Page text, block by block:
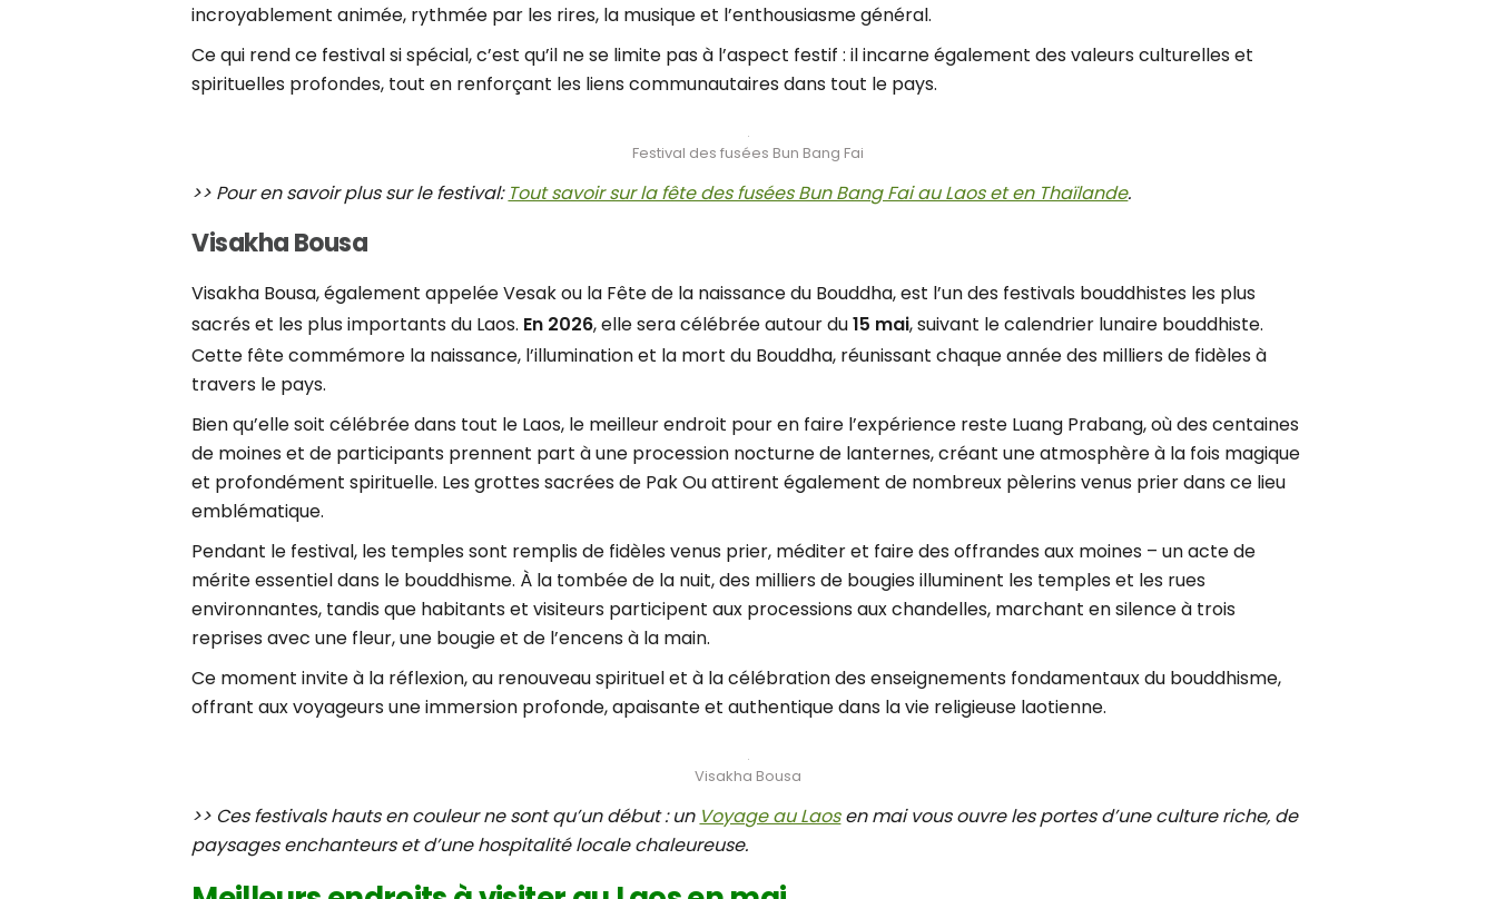
incroyablement animée, rythmée par les rires, la musique et l’enthousiasme général.
Ce qui rend ce festival si spécial, c’est qu’il ne se limite pas à l’aspect festif : il incarne également des valeurs culturelles et
spirituelles profondes, tout en renforçant les liens communautaires dans tout le pays.
Festival des fusées Bun Bang Fai
>> Pour en savoir plus sur le festival: Tout savoir sur la fête des fusées Bun Bang Fai au Laos et en Thaïlande.
Visakha Bousa
Visakha Bousa, également appelée Vesak ou la Fête de la naissance du Bouddha, est l’un des festivals bouddhistes les plus
sacrés et les plus importants du Laos. En 2026, elle sera célébrée autour du15 mai, suivant le calendrier lunaire bouddhiste.
Cette fête commémore la naissance, l’illumination et la mort du Bouddha, réunissant chaque année des milliers de fidèles à
travers le pays.
Bien qu’elle soit célébrée dans tout le Laos, le meilleur endroit pour en faire l’expérience reste Luang Prabang, où des centaines
de moines et de participants prennent part à une procession nocturne de lanternes, créant une atmosphère à la fois magique
et profondément spirituelle. Les grottes sacrées de Pak Ou attirent également de nombreux pèlerins venus prier dans ce lieu
emblématique.
Pendant le festival, les temples sont remplis de fidèles venus prier, méditer et faire des offrandes aux moines – un acte de
mérite essentiel dans le bouddhisme. À la tombée de la nuit, des milliers de bougies illuminent les temples et les rues
environnantes, tandis que habitants et visiteurs participent aux processions aux chandelles, marchant en silence à trois
reprises avec une fleur, une bougie et de l’encens à la main.
Ce moment invite à la réflexion, au renouveau spirituel et à la célébration des enseignements fondamentaux du bouddhisme,
offrant aux voyageurs une immersion profonde, apaisante et authentique dans la vie religieuse laotienne.
Visakha Bousa
>> Ces festivals hauts en couleur ne sont qu’un début : un Voyage au Laosen mai vous ouvre les portes d’une culture riche, de
paysages enchanteurs et d’une hospitalité locale chaleureuse.